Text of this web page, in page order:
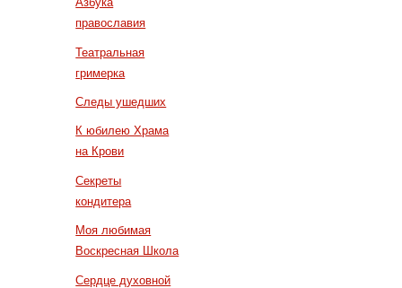
православия
Театральная
гримерка
Следы ушедших
К юбилею Храма
на Крови
Секреты
кондитера
Моя любимая
Воскресная Школа
Сердце духовной